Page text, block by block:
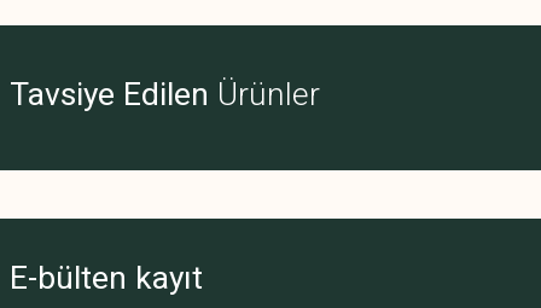
Görüş ve önerileriniz için teşekkür ederiz.
Bu ürüne benzer farklı alternatifler olmalı.
Tavsiye Edilen Ürünler
E-bülten kayıt